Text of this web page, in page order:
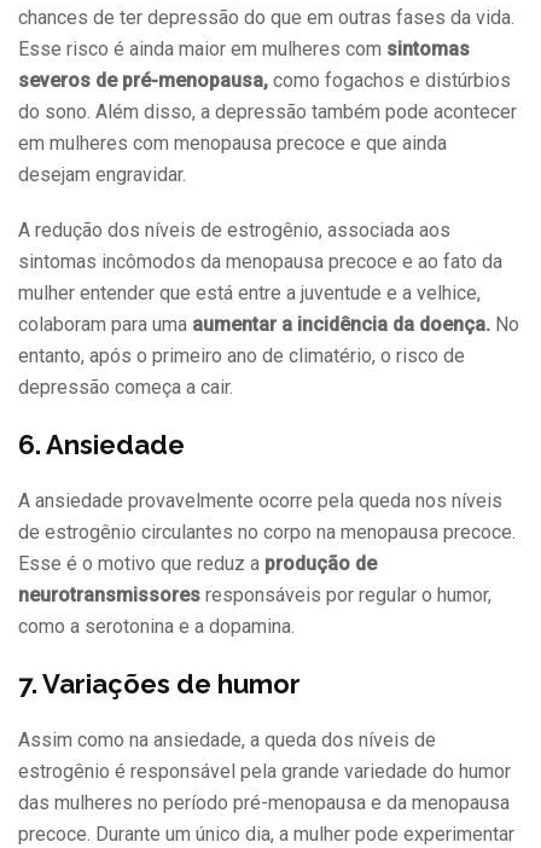
chances de ter depressão do que em outras fases da vida.
Esse risco é ainda maior em mulheres com sintomas
severos de pré-menopausa, como fogachos e distúrbios
do sono. Além disso, a depressão também pode acontecer
em mulheres com menopausa precoce e que ainda
desejam engravidar.
A redução dos níveis de estrogênio, associada aos
sintomas incômodos da menopausa precoce e ao fato da
mulher entender que está entre a juventude e a velhice,
colaboram para uma aumentar a incidência da doença. No
entanto, após o primeiro ano de climatério, o risco de
depressão começa a cair.
6. Ansiedade
A ansiedade provavelmente ocorre pela queda nos níveis
de estrogênio circulantes no corpo na menopausa precoce.
Esse é o motivo que reduz a produção de
neurotransmissores responsáveis por regular o humor,
como a serotonina e a dopamina.
7. Variações de humor
Assim como na ansiedade, a queda dos níveis de
estrogênio é responsável pela grande variedade do humor
das mulheres no período pré-menopausa e da menopausa
precoce. Durante um único dia, a mulher pode experimentar